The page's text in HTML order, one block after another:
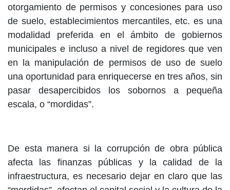
otorgamiento de permisos y concesiones para uso
de suelo, establecimientos mercantiles, etc. es una
modalidad preferida en el ámbito de gobiernos
municipales e incluso a nivel de regidores que ven
en la manipulación de permisos de uso de suelo
una oportunidad para enriquecerse en tres años, sin
pasar desapercibidos los sobornos a pequeña
escala, o “mordidas”.
De esta manera si la corrupción de obra pública
afecta las finanzas públicas y la calidad de la
infraestructura, es necesario dejar en claro que las